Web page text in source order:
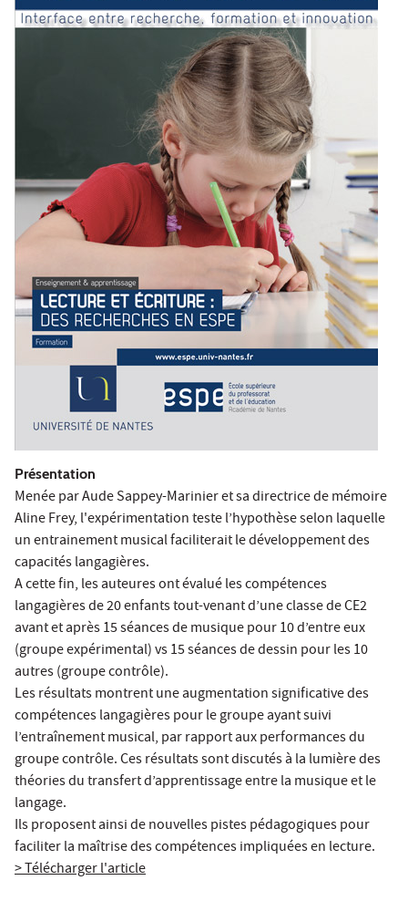
Présentation
Menée par Aude Sappey-Marinier et sa directrice de mémoire
Aline Frey, l'expérimentation teste l’hypothèse selon laquelle
un entrainement musical faciliterait le développement des
capacités langagières.
A cette fin, les auteures ont évalué les compétences
langagières de 20 enfants tout-venant d’une classe de CE2
avant et après 15 séances de musique pour 10 d’entre eux
(groupe expérimental) vs 15 séances de dessin pour les 10
autres (groupe contrôle).
Les résultats montrent une augmentation significative des
compétences langagières pour le groupe ayant suivi
l’entraînement musical, par rapport aux performances du
groupe contrôle. Ces résultats sont discutés à la lumière des
théories du transfert d’apprentissage entre la musique et le
langage.
Ils proposent ainsi de nouvelles pistes pédagogiques pour
faciliter la maîtrise des compétences impliquées en lecture.
> Télécharger l'article